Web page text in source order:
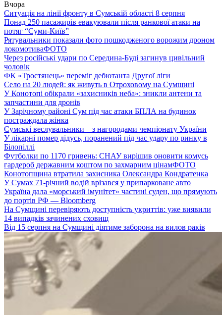
Вчора
Ситуація на лінії фронту в Сумській області 8 серпня
Понад 250 пасажирів евакуювали після ранкової атаки на
потяг “Суми-Київ”
Рятувальники показали фото пошкодженого ворожим дроном
локомотиваФОТО
Через російські удари по Середина-Буді загинув цивільний
чоловік
ФК «Тростянець» переміг дебютанта Другої ліги
Село на 20 людей: як живуть в Отроховому на Сумщині
У Конотопі обікрали «захисників неба»: зникли антени та
запчастини для дронів
У Зарічному районі Сум під час атаки БПЛА на будинок
постраждала жінка
Сумські веслувальники – з нагородами чемпіонату України
У лікарні помер дідусь, поранений під час удару по ринку в
Білопіллі
Футболки по 1170 гривень: СНАУ вирішив оновити комусь
гардероб державним коштом по захмарним цінамФОТО
Конотопщина втратила захисника Олександра Кондратенка
У Сумах 71-річний водій врізався у припарковане авто
Україна дала «морський імунітет» частині суден, що прямують
до портів РФ — Bloomberg
На Сумщині перевіряють доступність укриттів: уже виявили
14 випадків зачинених сховищ
Від 15 серпня на Сумщині діятиме заборона на вилов раків